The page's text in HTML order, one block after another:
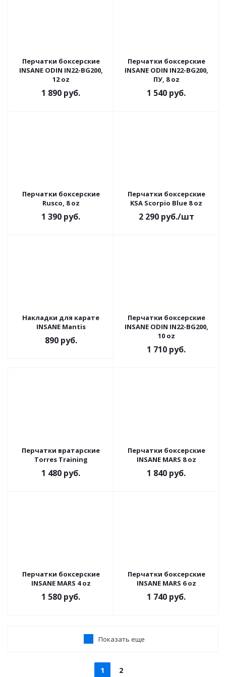
Перчатки боксерские
INSANE ODIN IN22-BG200,
12 oz
1 890 руб.
Перчатки боксерские
INSANE ODIN IN22-BG200,
ПУ, 8 oz
1 540 руб.
Перчатки боксерские
Rusco, 8 oz
1 390 руб.
Перчатки боксерские
KSA Scorpio Blue 8 oz
2 290руб./шт
Накладки для карате
INSANE Mantis
890руб.
Перчатки боксерские
INSANE ODIN IN22-BG200,
10 oz
1 710 руб.
Перчатки вратарские
Torres Training
1 480 руб.
Перчатки боксерские
INSANE MARS 8 oz
1 840 руб.
Перчатки боксерские
INSANE MARS 4 oz
1 580 руб.
Перчатки боксерские
INSANE MARS 6 oz
1 740 руб.
Показать еще
1 2